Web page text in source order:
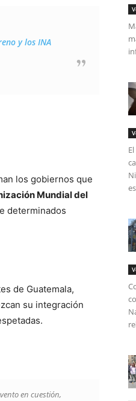
y los INA
los gobiernos que
Mundial del
determinados
de Guatemala,
su integración
en cuestión,